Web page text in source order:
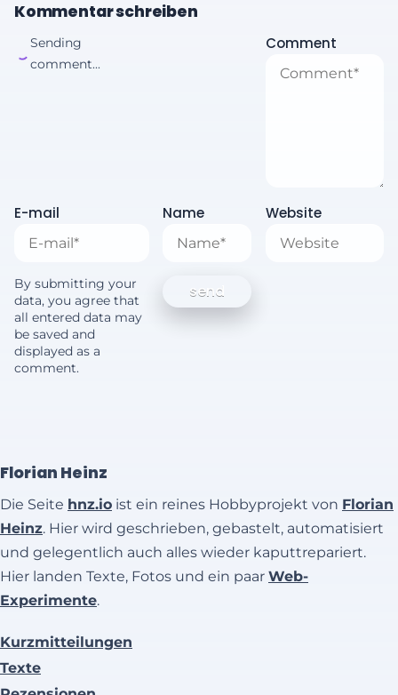
Kommentar schreiben
Sending
comment...
Comment
E-mail Name Website
By submitting your
data, you agree that
all entered data may
be saved and
displayed as a
comment.
Florian Heinz
Die Seite hnz.io ist ein reines Hobbyprojekt von Florian
Heinz. Hier wird geschrieben, gebastelt, automatisiert
und gelegentlich auch alles wieder kaputtrepariert.
Hier landen Texte, Fotos und ein paar Web-
Experimente.
Kurzmitteilungen
Texte